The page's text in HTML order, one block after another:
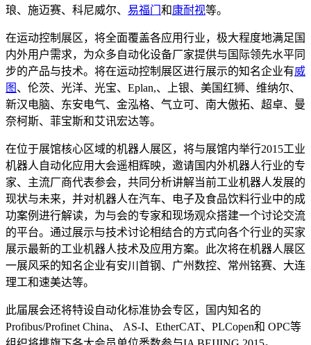
琅、施迈赛、科尼威尔、 易福门 和康耐视等。
在运动控制展区，将全面覆盖各应用行业，极大程度地满足国
内外用户需求，为众多自动化设备厂家提供与国际领先水平同
步的产品与技术。将在运动控制展区进行展示的知名企业有威
图 、伦茨、光洋、光宝、Eplan,、上银、美国红狮、维纳尔、
新汉电脑、东安电气、金泓格、气立可、南大傲拓、超卓、曼
奈柯斯、菲宝斯和艾讯宏达等。
在位于展馆核心区域的机器人展区，将与展馆内举行2015工业
机器人自动化应用大会遥相辉映，邀请国内外机器人行业的专
家、主流厂商代表参会，共同分析讲解当前工业机器人发展的
现状与未来，并对机器人在汽车、电子及食品饮料行业中的成
功案例进行解读，为与会的专家和现场观众搭建一个讨论交流
的平台。通过展示与技术讨论相结合的方式向各个行业的买家
展示最新的工业机器人技术及应用方案。此次将在机器人展区
一展风采的知名企业有安川首钢、广州数控、常州铭赛、大连
理工和速美达等。
此届展会还将特设自动化标准协会专区，国内知名的
Profibus/Profinet China、 AS-I、EtherCAT、PLCopen和 OPC等